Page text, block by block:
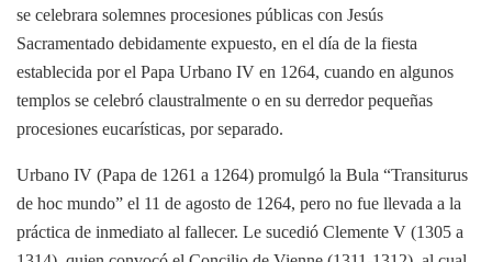
se celebrara solemnes procesiones públicas con Jesús
Sacramentado debidamente expuesto, en el día de la fiesta
establecida por el Papa Urbano IV en 1264, cuando en algunos
templos se celebró claustralmente o en su derredor pequeñas
procesiones eucarísticas, por separado.
Urbano IV (Papa de 1261 a 1264) promulgó la Bula “Transiturus
de hoc mundo” el 11 de agosto de 1264, pero no fue llevada a la
práctica de inmediato al fallecer. Le sucedió Clemente V (1305 a